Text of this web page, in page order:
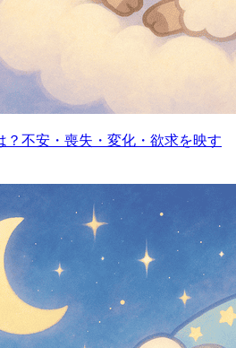
？不安・喪失・変化・欲求を映す